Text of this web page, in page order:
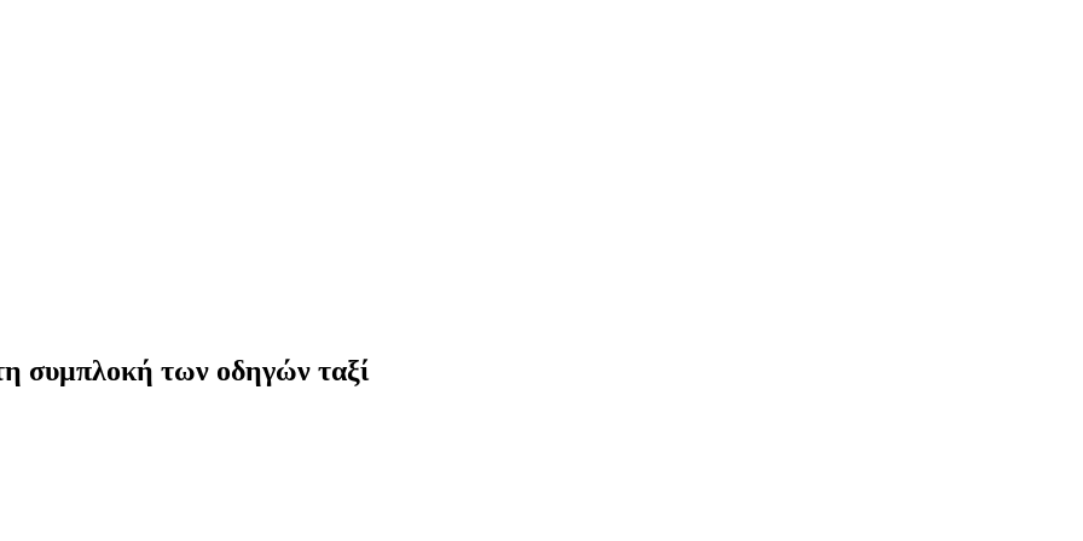
συμπλοκή των οδηγών ταξί